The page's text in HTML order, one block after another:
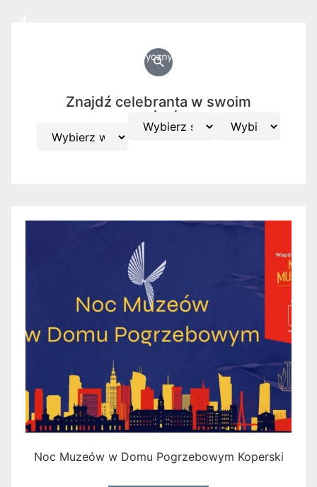
Znajdź celebranta w swoim
regionie
Noc Muzeów w Domu Pogrzebowym Koperski